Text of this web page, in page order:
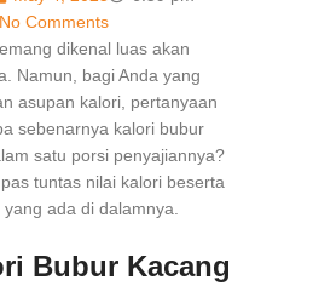
No Comments
dikenal luas akan
Namun, bagi Anda yang
asupan kalori, pertanyaan
sebenarnya kalori bubur
satu porsi penyajiannya?
tuntas nilai kalori beserta
ada di dalamnya.
Bubur Kacang